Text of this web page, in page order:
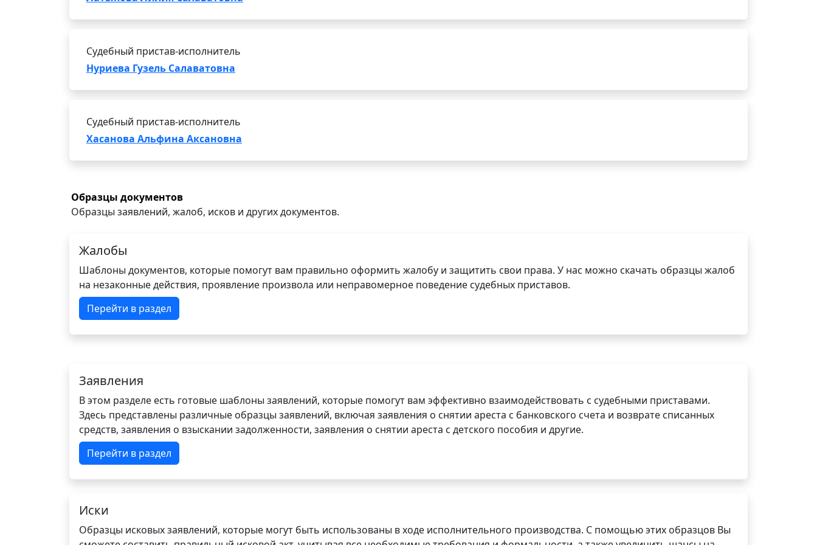
Судебный пристав-исполнитель
Нуриева Гузель Салаватовна
Судебный пристав-исполнитель
Хасанова Альфина Аксановна
Образцы документов
Образцы заявлений, жалоб, исков и других документов.
Жалобы
Шаблоны документов, которые помогут вам правильно оформить жалобу и защитить свои права. У нас можно скачать образцы жалоб
на незаконные действия, проявление произвола или неправомерное поведение судебных приставов.
Перейти в раздел
Заявления
В этом разделе есть готовые шаблоны заявлений, которые помогут вам эффективно взаимодействовать с судебными приставами.
Здесь представлены различные образцы заявлений, включая заявления о снятии ареста с банковского счета и возврате списанных
средств, заявления о взыскании задолженности, заявления о снятии ареста с детского пособия и другие.
Перейти в раздел
Иски
Образцы исковых заявлений, которые могут быть использованы в ходе исполнительного производства. С помощью этих образцов Вы